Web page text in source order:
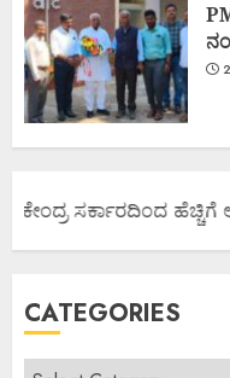
ಕೇಂದ್ರ ಸರ್ಕಾರದಿಂದ
CATEGORIES